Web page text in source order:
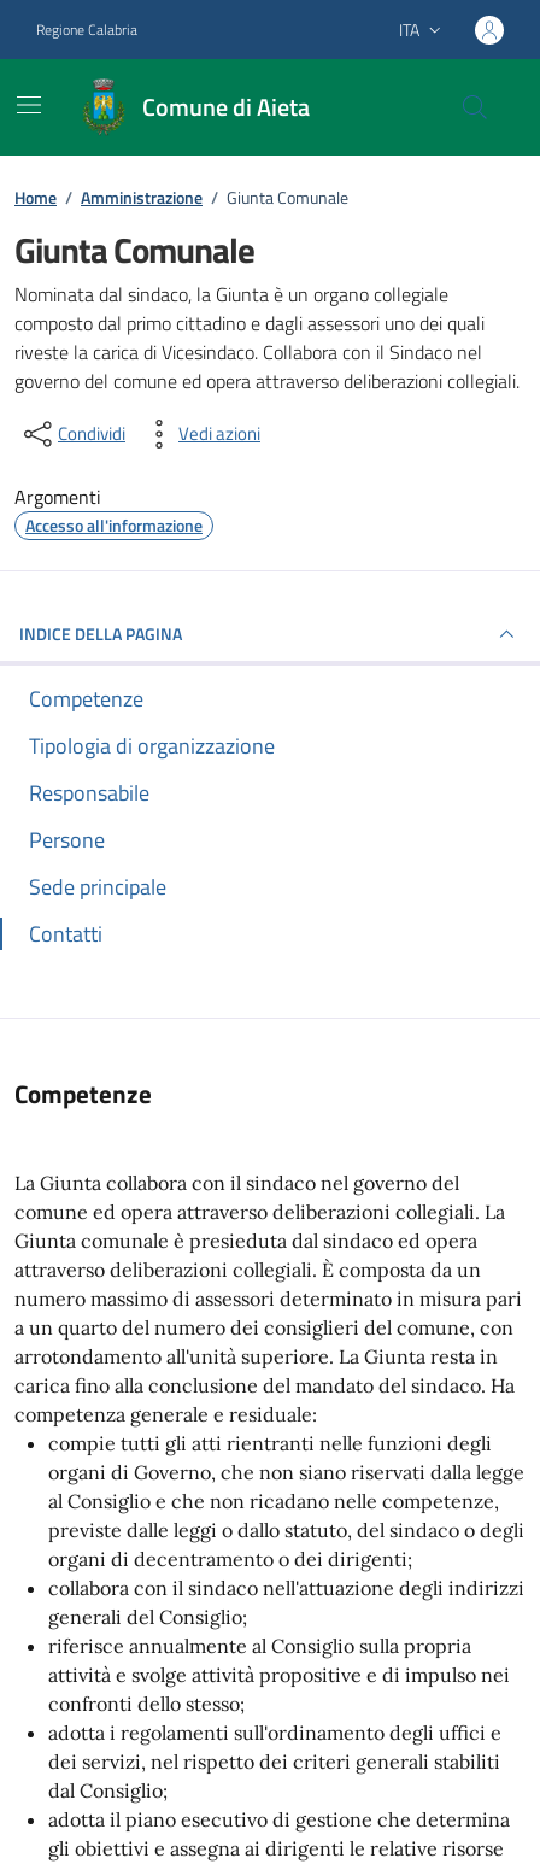
Regione Calabria Lingua attiva:
ITA
Comune di Aieta
Home / Amministrazione / Giunta Comunale
Giunta Comunale
Nominata dal sindaco, la Giunta è un organo collegiale
composto dal primo cittadino e dagli assessori uno dei quali
riveste la carica di Vicesindaco. Collabora con il Sindaco nel
governo del comune ed opera attraverso deliberazioni collegiali.
Condividi Vedi azioni
Argomenti
Accesso all'informazione
INDICE DELLA PAGINA
Competenze
Tipologia di organizzazione
Responsabile
Persone
Sede principale
Contatti
Competenze
La Giunta collabora con il sindaco nel governo del
comune ed opera attraverso deliberazioni collegiali. La
Giunta comunale è presieduta dal sindaco ed opera
attraverso deliberazioni collegiali. È composta da un
numero massimo di assessori determinato in misura pari
a un quarto del numero dei consiglieri del comune, con
arrotondamento all'unità superiore. La Giunta resta in
carica fino alla conclusione del mandato del sindaco. Ha
competenza generale e residuale:
compie tutti gli atti rientranti nelle funzioni degli
organi di Governo, che non siano riservati dalla legge
al Consiglio e che non ricadano nelle competenze,
previste dalle leggi o dallo statuto, del sindaco o degli
organi di decentramento o dei dirigenti;
collabora con il sindaco nell'attuazione degli indirizzi
generali del Consiglio;
riferisce annualmente al Consiglio sulla propria
attività e svolge attività propositive e di impulso nei
confronti dello stesso;
adotta i regolamenti sull'ordinamento degli uffici e
dei servizi, nel rispetto dei criteri generali stabiliti
dal Consiglio;
adotta il piano esecutivo di gestione che determina
gli obiettivi e assegna ai dirigenti le relative risorse